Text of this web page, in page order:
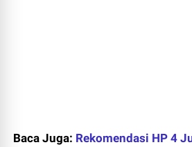
Baca Juga: Rekomendasi HP 4